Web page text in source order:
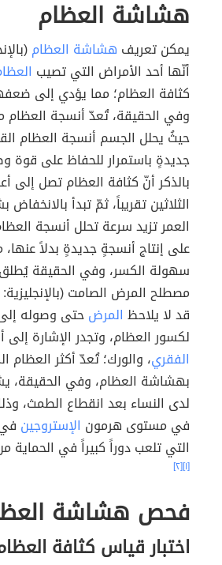
هشاشة العظام
يمكن تعريف هشاشة العظام
أنّها أحد الأمراض التي تصيب
كثافة العظام؛ مما يؤدي إلى
وفي الحقيقة، تُعدّ أنسجة العظام
حيثُ يحلل الجسم أنسجة العظام
جديدةٍ باستمرار للحفاظ على قوة
بالذكر أنّ كثافة العظام تصل
الثلاثين تقريباً، ثمّ تبدأ
العمر تزيد سرعة تحلل أنسجة
على إنتاج أنسجةٍ جديدةٍ بدلاً
سهولة الكسر، وفي الحقيقة
قد لا يلاحظ المرضحتى وصوله
لكسور العظام، وتجدر الإشارة
الفقري، والورك؛ تُعدّ أكثر
بهشاشة العظام، وفي الحقيقة،
لدى النساء بعد انقطاع الطمث،
في مستوى هرمون الإستروجين
التي تلعب دوراً كبيراً في
[١] [٢]
فحص هشاشة
اختبار قياس كثافة